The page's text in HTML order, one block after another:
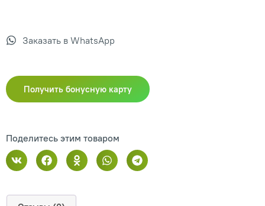
Заказать в WhatsApp
Получить бонусную карту
Поделитесь этим товаром